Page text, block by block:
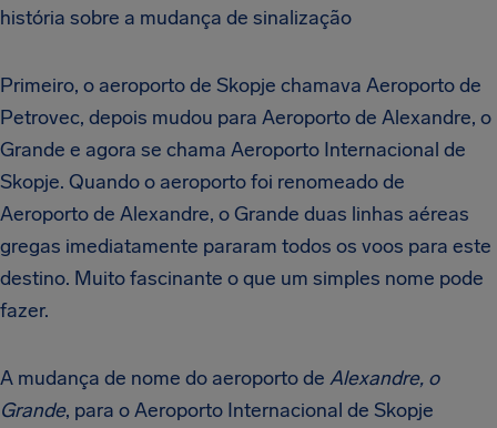
história sobre a mudança de sinalização
Primeiro, o aeroporto de Skopje chamava Aeroporto de
Petrovec, depois mudou para Aeroporto de Alexandre, o
Grande e agora se chama Aeroporto Internacional de
Skopje. Quando o aeroporto foi renomeado de
Aeroporto de Alexandre, o Grande duas linhas aéreas
gregas imediatamente pararam todos os voos para este
destino. Muito fascinante o que um simples nome pode
fazer.
A mudança de nome do aeroporto de Alexandre, o
Grande, para o Aeroporto Internacional de Skopje